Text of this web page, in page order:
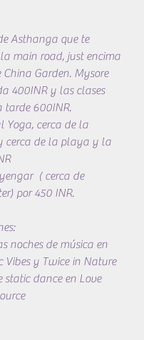
Asthanga que te
main road, just encima
Garden. Mysore
400INR y las clases
tarde 600INR.
Yoga, cerca de la
cerca de la playa y la
( cerca de
por 450 INR.
noches de música en
Vibes y Twice in Nature
static dance en Love